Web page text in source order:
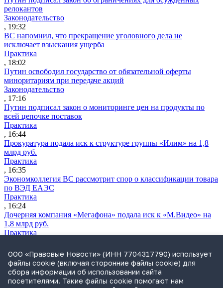
релокантов
Законодательство
, 19:32
ВС напомнил, что прекращение уголовного дела не
исключает взыскания ущерба
Практика
, 18:02
Путин освободил государство от обязательной оферты
миноритариям при передаче акций
Законодательство
, 17:16
Путин подписал закон о мониторинге цен на продукты по
всей цепочке поставок
Практика
, 16:44
Прокуратура подала иск к структуре группы «Илим» на 1,8
млрд руб.
Практика
, 16:35
Экономколлегия ВС рассмотрит спор о классификации товара
по ВЭД ЕАЭС
Практика
, 16:24
Дочерняя компания «Мегафона» подала иск к «М.Видео» на
1,8 млрд руб.
Практика
СИП проверит отмену патента на систему управления
устройствами после возражений «Яндекса»
Практика
, 15:17
Суды 10 стран рассматривают иски российской «дочки»
ООО «Правовые Новости» (ИНН 7704317790) использует
файлы cookie (включая сторонние файлы cookie) для
сбора информации об использовании сайта
посетителями. Такие файлы cookie помогают нам